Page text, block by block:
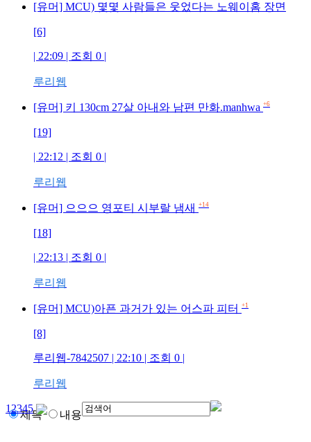
[유머] MCU) 몇몇 사람들은 웃었다는 노웨이홈 장면
[6]
| 22:09 | 조회 0 |
루리웹
[유머] 키 130cm 27살 아내와 남편 만화.manhwa +6
[19]
| 22:12 | 조회 0 |
루리웹
[유머] 으으으 영포티 시부랄 냄새 +14
[18]
| 22:13 | 조회 0 |
루리웹
[유머] MCU)아픈 과거가 있는 어스파 피터 +1
[8]
루리웹-7842507 | 22:10 | 조회 0 |
루리웹
12345
제목 내용